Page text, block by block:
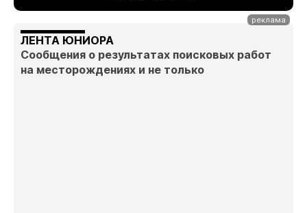
ЛЕНТА ЮНИОРА
Сообщения о результатах поисковых работ
на месторождениях и не только